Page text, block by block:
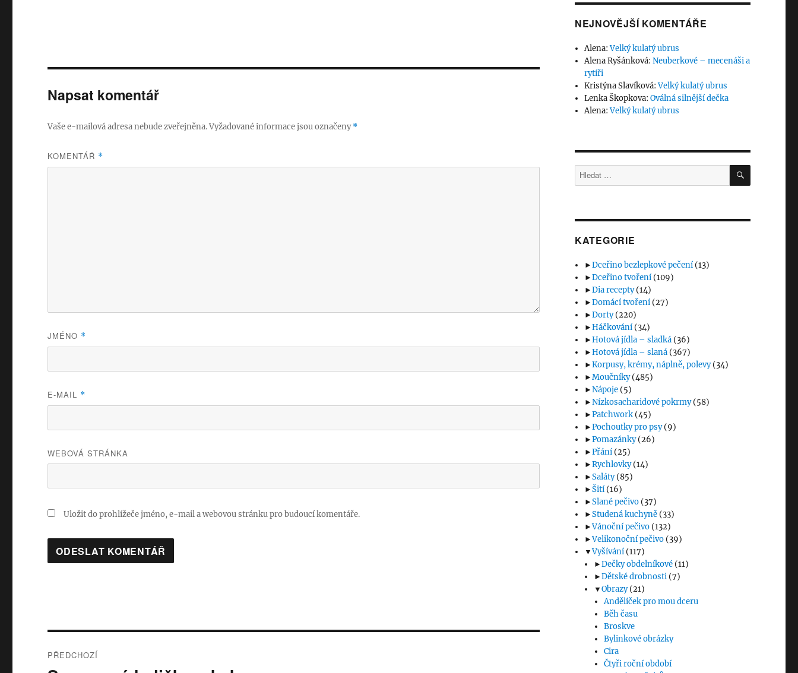
Napsat komentář
Vaše e-mailová adresa nebude zveřejněna.Vyžadované informace jsou označeny*
KOMENTÁŘ *
JMÉNO *
E-MAIL *
WEBOVÁ STRÁNKA
Uložit do prohlížeče jméno, e-mail a webovou stránku pro budoucí komentáře.
pro
PŘEDCHOZÍ
NEJNOVĚJŠÍ KOMENTÁŘE
Alena:Velký kulatý ubrus
Alena Ryšánková:Neuberkové – mecenáši a
rytíři
Kristýna Slavíková:Velký kulatý ubrus
Lenka Škopkova:Oválná silnější dečka
Alena:Velký kulatý ubrus
Hledat: HLEDÁNÍ
KATEGORIE
►Dceřino bezlepkové pečení (13)
►Dceřino tvoření (109)
►Dia recepty(14)
►Domácí tvoření (27)
►Dorty(220)
►Háčkování (34)
►Hotová jídla – sladká (36)
►Hotová jídla – slaná (367)
►Korpusy, krémy, náplně, polevy(34)
►Moučníky(485)
►Nápoje (5)
►Nízkosacharidové pokrmy(58)
►Patchwork (45)
►Pochoutky pro psy(9)
►Pomazánky(26)
►Přání (25)
►Rychlovky(14)
►Saláty(85)
►Šití (16)
►Slané pečivo (37)
►Studená kuchyně (33)
►Vánoční pečivo (132)
►Velikonoční pečivo (39)
▼Vyšívání (117)
►Dečky obdelníkové (11)
►Dětské drobnosti (7)
▼Obrazy(21)
Andělíček pro mou dceru
Běh času
Broskve
Bylinkové obrázky
Cira
Čtyři roční období